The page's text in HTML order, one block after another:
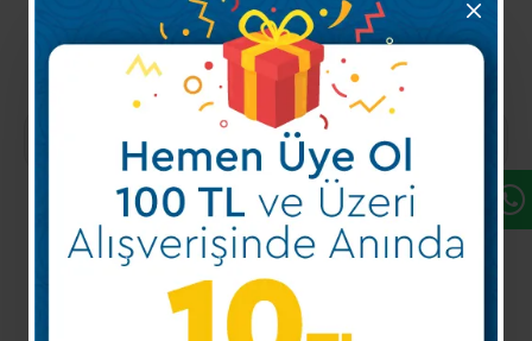
Kampanya ve Fırsatlarımızdan
Haberdar Olun!
Mobil Uygulamalarımız